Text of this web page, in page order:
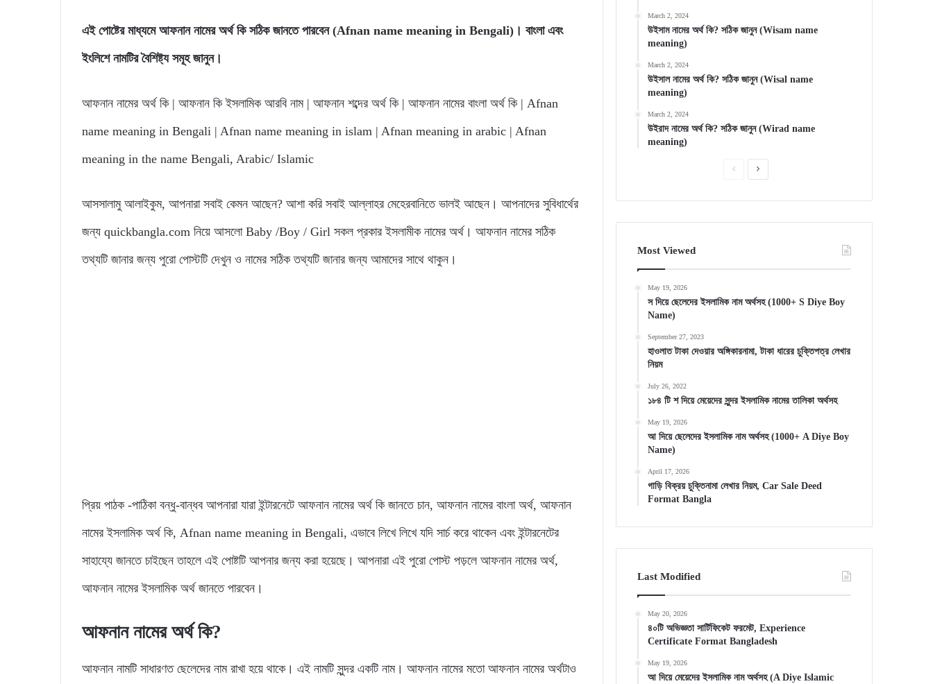
এই পোষ্টের মাধ্যমে আফনান নামের অর্থ কি সঠিক জানতে পারবেন (Afnan name meaning in Bengali)। বাংলা এবং
ইংলিশে নামটির বৈশিষ্ট্য সমূহ জানুন।
আফনান নামের অর্থ কি | আফনান কি ইসলামিক আরবি নাম | আফনান শব্দের অর্থ কি | আফনান নামের বাংলা অর্থ কি | Afnan
name meaning in Bengali | Afnan name meaning in islam | Afnan meaning in arabic | Afnan
meaning in the name Bengali, Arabic/ Islamic
আসসালামু আলাইকুম, আপনারা সবাই কেমন আছেন? আশা করি সবাই আল্লাহর মেহেরবানিতে ভালই আছেন। আপনাদের সুবিধার্থের
জন্য quickbangla.com নিয়ে আসলো Baby /Boy / Girl সকল প্রকার ইসলামীক নামের অর্থ। আফনান নামের সঠিক
তথ্যটি জানার জন্য পুরো পোস্টটি দেখুন ও নামের সঠিক তথ্যটি জানার জন্য আমাদের সাথে থাকুন।
প্রিয় পাঠক -পাঠিকা বন্ধু-বান্ধব আপনারা যারা ইন্টারনেটে আফনান নামের অর্থ কি জানতে চান, আফনান নামের বাংলা অর্থ, আফনান
নামের ইসলামিক অর্থ কি, Afnan name meaning in Bengali, এভাবে লিখে লিখে যদি সার্চ করে থাকেন এবং ইন্টারনেটের
সাহায্যে জানতে চাইছেন তাহলে এই পোষ্টটি আপনার জন্য করা হয়েছে। আপনারা এই পুরো পোস্ট পড়লে আফনান নামের অর্থ,
আফনান নামের ইসলামিক অর্থ জানতে পারবেন।
আফনান নামের অর্থ কি?
আফনান নামটি সাধারণত ছেলেদের নাম রাখা হয়ে থাকে। এই নামটি সুন্দর একটি নাম। আফনান নামের মতো আফনান নামের অর্থটাও
March 2, 2024
উইসাম নামের অর্থ কি? সঠিক জানুন (Wisam name
meaning)
March 2, 2024
উইসাল নামের অর্থ কি? সঠিক জানুন (Wisal name
meaning)
March 2, 2024
উইরাদ নামের অর্থ কি? সঠিক জানুন (Wirad name
meaning)
PreviousNext
Most Viewed
May 19, 2026
স দিয়ে ছেলেদের ইসলামিক নাম অর্থসহ (1000+ S Diye Boy
Name)
September 27, 2023
হাওলাত টাকা দেওয়ার অঙ্গিকারনামা, টাকা ধারের চুক্তিপত্র লেখার
নিয়ম
July 26, 2022
১৮৪ টি শ দিয়ে মেয়েদের সুন্দর ইসলামিক নামের তালিকা অর্থসহ
May 19, 2026
আ দিয়ে ছেলেদের ইসলামিক নাম অর্থসহ (1000+ A Diye Boy
Name)
April 17, 2026
গাড়ি বিক্রয় চুক্তিনামা লেখার নিয়ম, Car Sale Deed
Format Bangla
Last Modified
May 20, 2026
৪০টি অভিজ্ঞতা সার্টিফিকেট ফরমেট, Experience
Certificate Format Bangladesh
May 19, 2026
আ দিয়ে মেয়েদের ইসলামিক নাম অর্থসহ (A Diye Islamic